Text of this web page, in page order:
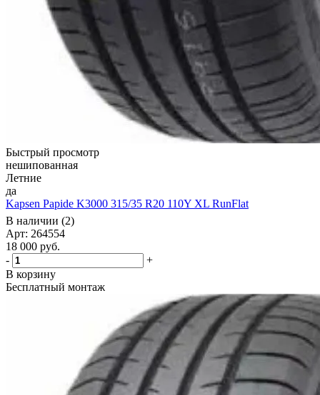
Быстрый просмотр
нешипованная
Летние
да
Kapsen Papide K3000 315/35 R20 110Y XL RunFlat
В наличии (2)
Арт: 264554
18 000 руб.
-
+
В корзину
Бесплатный монтаж